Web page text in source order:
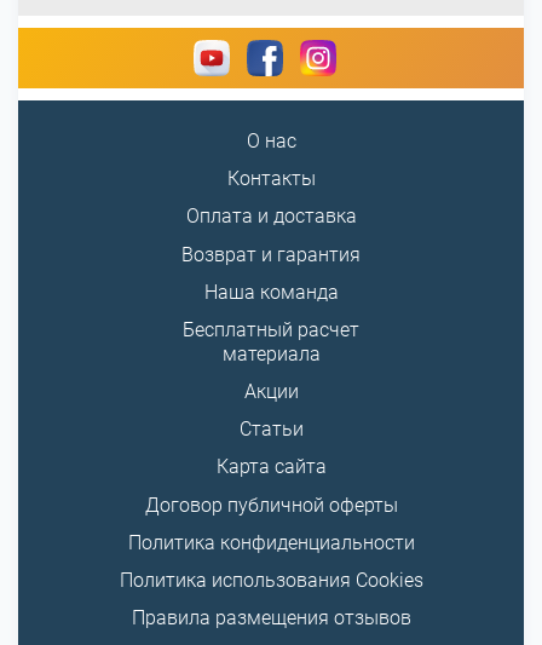
О нас
Контакты
Оплата и доставка
Возврат и гарантия
Наша команда
Бесплатный расчет
материала
Акции
Статьи
Карта сайта
Договор публичной оферты
Политика конфиденциальности
Политика использования Cookies
Правила размещения отзывов